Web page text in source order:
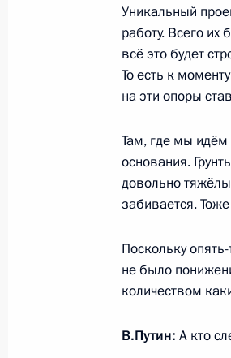
транспорта
7 июля 2025 года,
7 июля 2025 года,
Принята
7 февраля 2025
23 января 2025
Уникальный
работу. Всего их
всё это будет
То есть к
на эти опоры
Там, где мы идём
основания.
довольно
забивается.
Поскольку
не было
количеством
В.Путин: А кто